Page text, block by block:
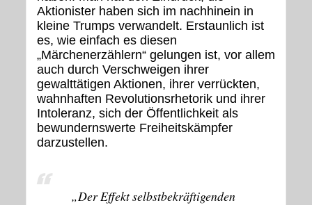
Aktionister haben sich im nachhinein in
kleine Trumps verwandelt. Erstaunlich ist
es, wie einfach es diesen
„Märchenerzählern“ gelungen ist, vor allem
auch durch Verschweigen ihrer
gewalttätigen Aktionen, ihrer verrückten,
wahnhaften Revolutionsrhetorik und ihrer
Intoleranz, sich der Öffentlichkeit als
bewundernswerte Freiheitskämpfer
darzustellen.
„Der Effekt selbstbekräftigenden